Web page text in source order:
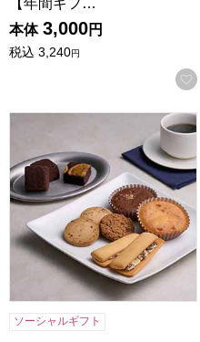
【年間ギフ…
本体 3,000円
税込 3,240円
ホテルオークラスイーツギ
ソーシャルギフト